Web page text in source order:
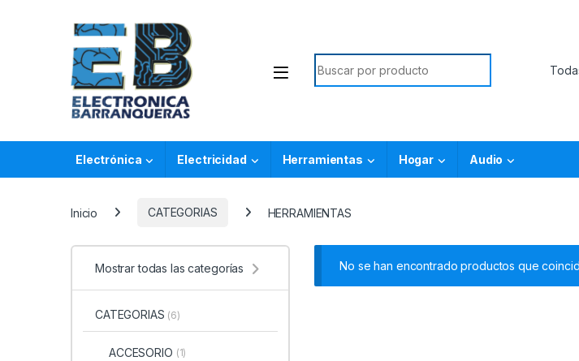
Electrónica Electricidad Herramientas Hogar Audio
Inicio CATEGORIAS HERRAMIENTAS
No se han encontrado productos que
Mostrar todas las categorías
CATEGORIAS (6)
ACCESORIO (1)